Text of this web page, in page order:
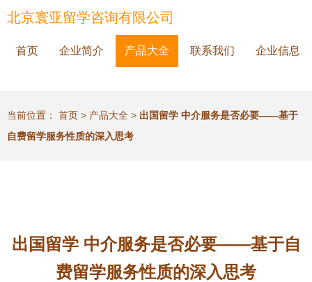
北京寰亚留学咨询有限公司
首页 企业简介 产品大全 联系我们 企业信息
当前位置： 首页 > 产品大全 > 出国留学 中介服务是否必要——基于
自费留学服务性质的深入思考
出国留学 中介服务是否必要——基于自
费留学服务性质的深入思考